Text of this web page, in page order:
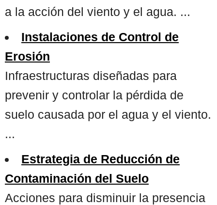
a la acción del viento y el agua. ...
Instalaciones de Control de
Erosión
Infraestructuras diseñadas para
prevenir y controlar la pérdida de
suelo causada por el agua y el viento.
...
Estrategia de Reducción de
Contaminación del Suelo
Acciones para disminuir la presencia